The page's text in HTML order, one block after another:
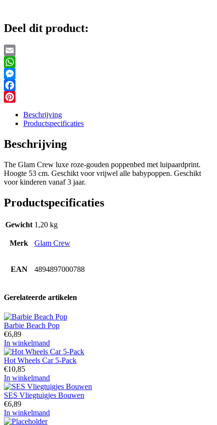
Deel dit product:
Email
WhatsApp
Messenger
Facebook
Beschrijving
Productspecificaties
Beschrijving
The Glam Crew luxe roze-gouden poppenbed met luipaardprint.
Hoogte 53 cm. Geschikt voor vrijwel alle babypoppen. Geschikt
voor kinderen vanaf 3 jaar.
Productspecificaties
Gewicht 1,20 kg
Merk Glam Crew
EAN 4894897000788
Gerelateerde artikelen
Barbie Beach Pop
€6,89
In winkelmand
Hot Wheels Car 5-Pack
€10,85
In winkelmand
SES Vliegtuigjes Bouwen
€6,89
In winkelmand